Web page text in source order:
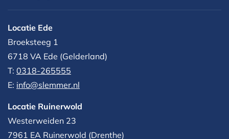
Locatie Ede
Broeksteeg 1
6718 VA Ede (Gelderland)
T: 0318-265555
E: info@slemmer.nl
Locatie Ruinerwold
Westerweiden 23
7961 EA Ruinerwold (Drenthe)